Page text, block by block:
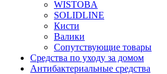
WISTOBA
SOLIDLINE
Кисти
Валики
Сопутствующие товары
Средства по уходу за домом
Антибактериальные средства